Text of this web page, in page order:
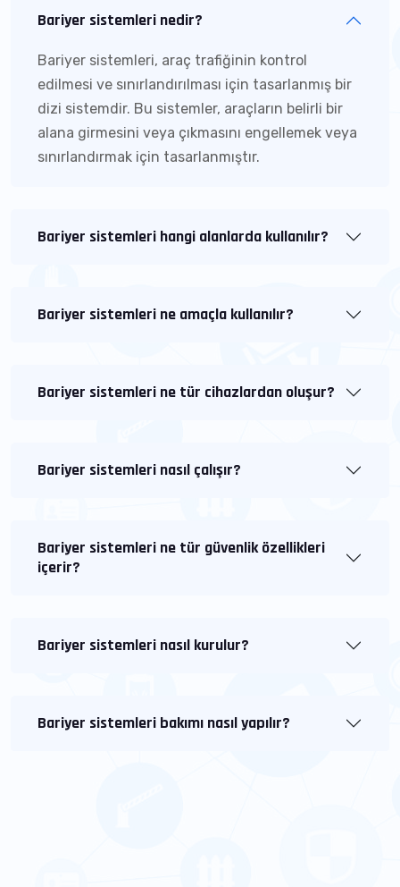
Bariyer sistemleri nedir?
Bariyer sistemleri, araç trafiğinin kontrol
edilmesi ve sınırlandırılması için tasarlanmış bir
dizi sistemdir. Bu sistemler, araçların belirli bir
alana girmesini veya çıkmasını engellemek veya
sınırlandırmak için tasarlanmıştır.
Bariyer sistemleri hangi alanlarda kullanılır?
Bariyer sistemleri ne amaçla kullanılır?
Bariyer sistemleri ne tür cihazlardan oluşur?
Bariyer sistemleri nasıl çalışır?
Bariyer sistemleri ne tür güvenlik özellikleri
içerir?
Bariyer sistemleri nasıl kurulur?
Bariyer sistemleri bakımı nasıl yapılır?